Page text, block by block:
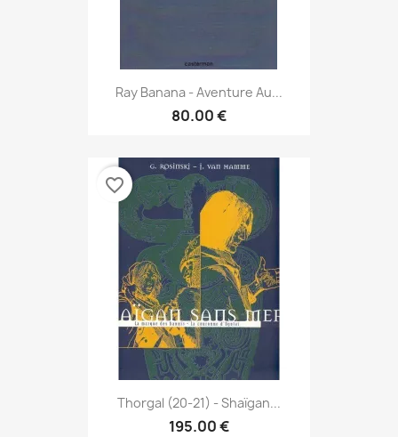
Ray Banana - Aventure Au...
80.00 €
Thorgal (20-21) - Shaïgan...
195.00 €
favorite_border